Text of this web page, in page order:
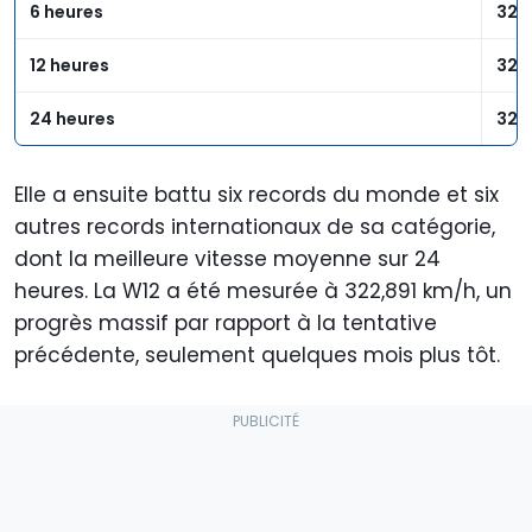
6 heures
12 heures
24 heures
Elle a ensuite battu six records du monde et six
autres records internationaux de sa catégorie,
dont la meilleure vitesse moyenne sur 24
heures. La W12 a été mesurée à 322,891 km/h, un
progrès massif par rapport à la tentative
précédente, seulement quelques mois plus tôt.